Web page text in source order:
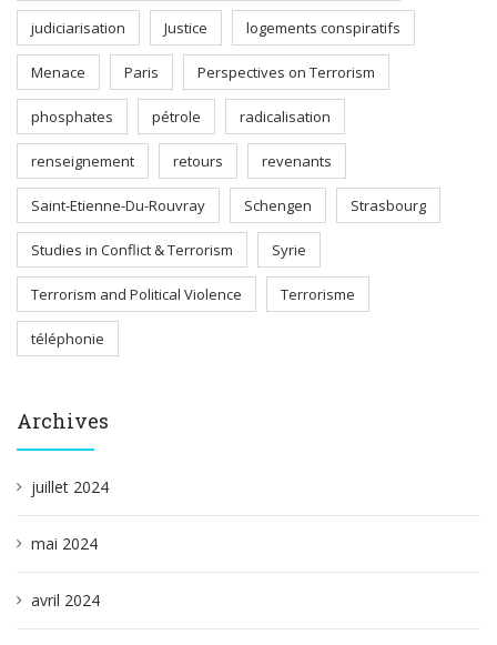
judiciarisation Justice logements conspiratifs
Menace Paris Perspectives on Terrorism
phosphates pétrole radicalisation
renseignement retours revenants
Saint-Etienne-Du-Rouvray Schengen Strasbourg
Studies in Conflict & Terrorism Syrie
Terrorism and Political Violence Terrorisme
téléphonie
Archives
juillet 2024
mai 2024
avril 2024